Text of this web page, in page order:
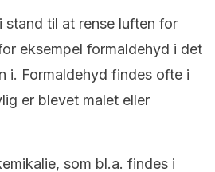
stand til at rense luften for
eksempel formaldehyd i det
i. Formaldehyd findes ofte i
er blevet malet eller
som bl.a. findes i